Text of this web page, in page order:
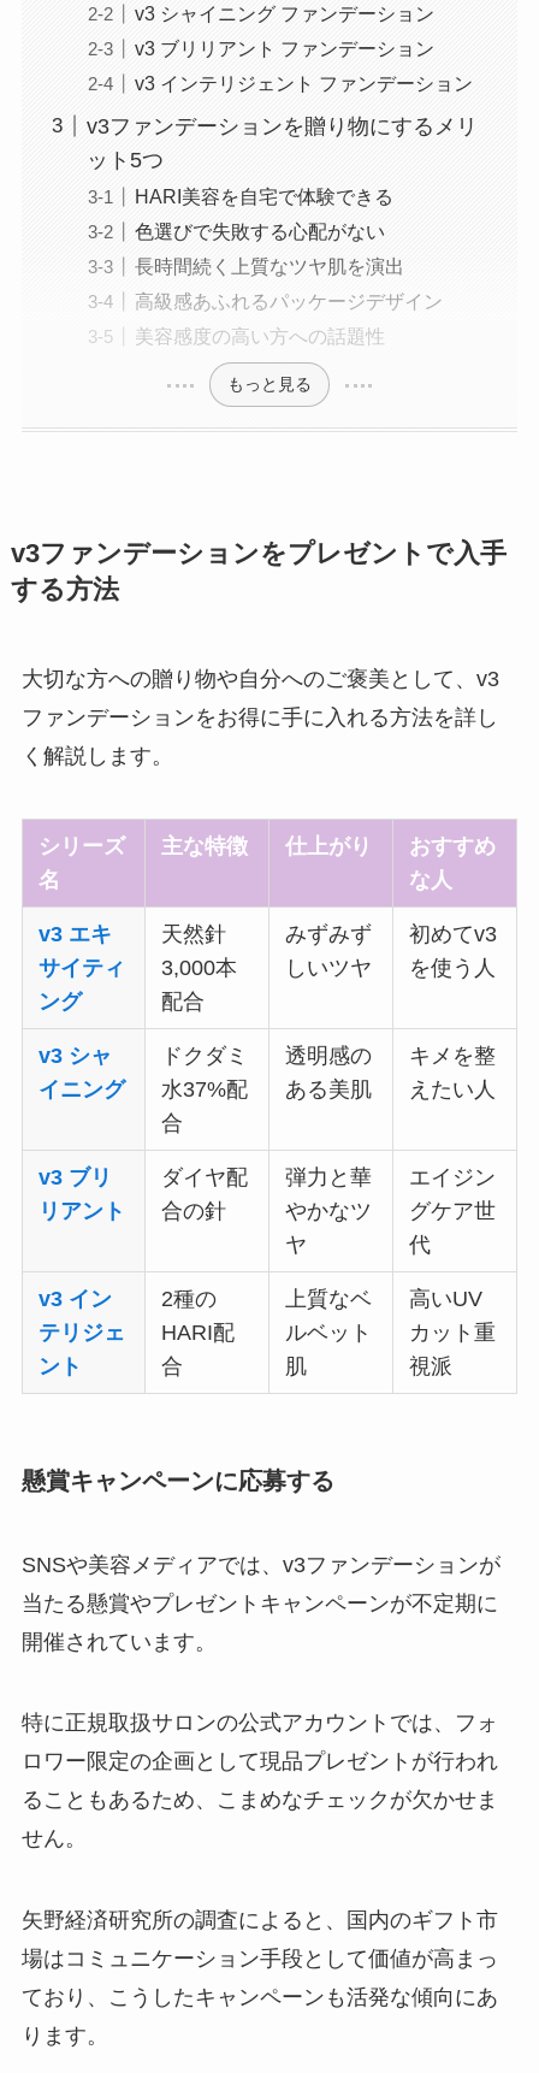
v3 シャイニング ファンデーション
v3 ブリリアント ファンデーション
v3 インテリジェント ファンデーション
v3ファンデーションを贈り物にするメリ
ット5つ
HARI美容を自宅で体験できる
色選びで失敗する心配がない
長時間続く上質なツヤ肌を演出
高級感あふれるパッケージデザイン
美容感度の高い方への話題性
もっと見る
v3ファンデーションをプレゼントで入手
する方法
大切な方への贈り物や自分へのご褒美として、v3
ファンデーションをお得に手に入れる方法を詳し
く解説します。
シリーズ
名
主な特徴 仕上がり
おすすめ
な人
v3 エキ
サイティ
ング
天然針
3,000本
配合
みずみず
しいツヤ
初めてv3
を使う人
v3 シャ
イニング
ドクダミ
水37%配
合
透明感の
ある美肌
キメを整
えたい人
v3 ブリ
リアント
ダイヤ配
合の針
弾力と華
やかなツ
ヤ
エイジン
グケア世
代
v3 イン
テリジェ
ント
2種の
HARI配
合
上質なベ
ルベット
肌
高いUV
カット重
視派
懸賞キャンペーンに応募する
SNSや美容メディアでは、v3ファンデーションが
当たる懸賞やプレゼントキャンペーンが不定期に
開催されています。
特に正規取扱サロンの公式アカウントでは、フォ
ロワー限定の企画として現品プレゼントが行われ
ることもあるため、こまめなチェックが欠かせま
せん。
矢野経済研究所の調査によると、国内のギフト市
場はコミュニケーション手段として価値が高まっ
ており、こうしたキャンペーンも活発な傾向にあ
ります。